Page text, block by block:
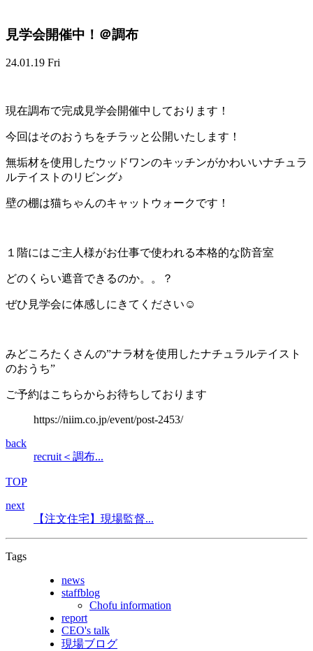
見学会開催中！＠調布
24.01.19 Fri
現在調布で完成見学会開催中しております！
今回はそのおうちをチラッと公開いたします！
無垢材を使用したウッドワンのキッチンがかわいいナチュラ
ルテイストのリビング♪
壁の棚は猫ちゃんのキャットウォークです！
１階にはご主人様がお仕事で使われる本格的な防音室
どのくらい遮音できるのか。。？
ぜひ見学会に体感しにきてください☺
みどころたくさんの”ナラ材を使用したナチュラルテイスト
のおうち”
ご予約はこちらからお待ちしております
https://niim.co.jp/event/post-2453/
back
recruit＜調布...
TOP
next
【注文住宅】現場監督...
Tags
news
staffblog
Chofu information
report
CEO's talk
現場ブログ